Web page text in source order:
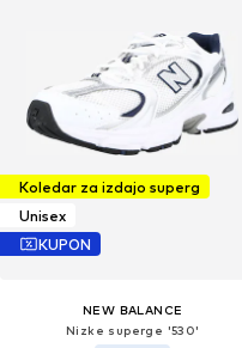
Koledar za izdajo superg
Unisex
KUPON
NEW BALANCE
Nizke superge '530'